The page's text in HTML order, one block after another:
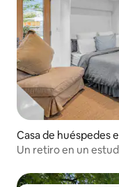
Casa de huéspedes
Un retiro en un